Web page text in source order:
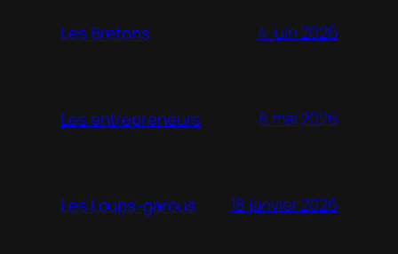
Les Bretons 4 juin 2026
Les entrepreneurs 8 mai 2026
Les Loups-garous 18 janvier 2026